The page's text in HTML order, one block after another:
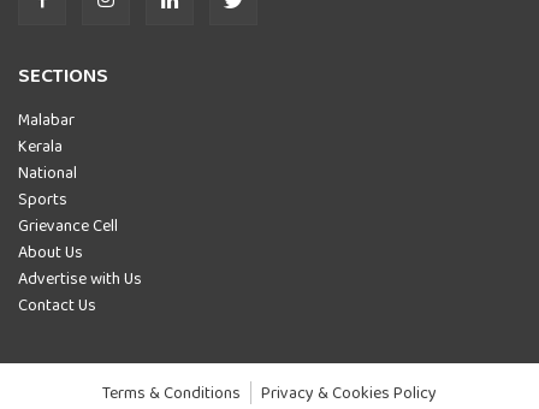
SECTIONS
Malabar
Kerala
National
Sports
Grievance Cell
About Us
Advertise with Us
Contact Us
Terms & Conditions Privacy & Cookies Policy